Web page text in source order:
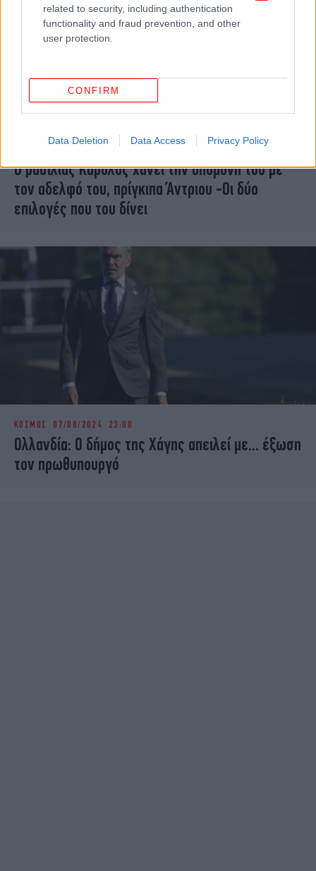
related to security, including authentication
functionality and fraud prevention, and other
user protection.
CONFIRM
Data Deletion Data Access Privacy Policy
Ο βασιλιάς Κάρολος χάνει την υπομονή του με
τον αδελφό του, πρίγκιπα Άντριου -Οι δύο
επιλογές που του δίνει
ΚΟΣΜΟΣ 07/08/2024 23:00
Ολλανδία: Ο δήμος της Χάγης απειλεί με... έξωση
τον πρωθυπουργό